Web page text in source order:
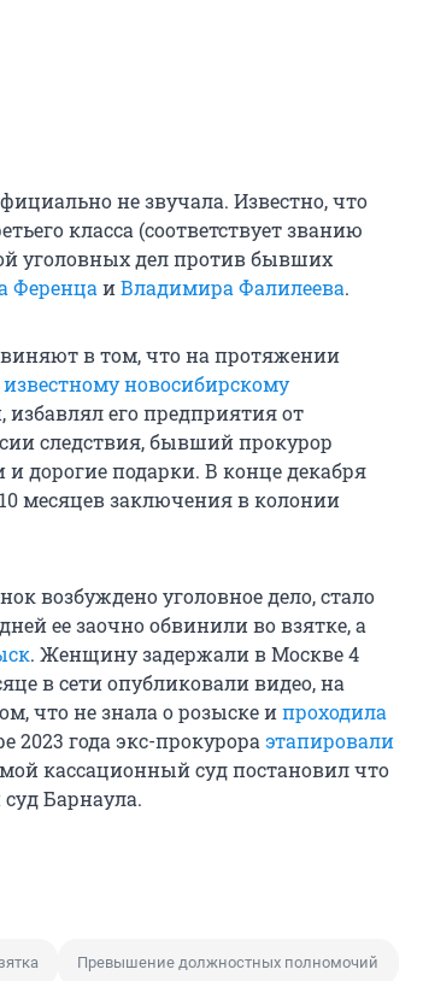
не звучала. Известно, что
класса (соответствует званию
уголовных дел против бывших
Ференца иВладимира Фалилеева.
в том, что на протяжении
новосибирскому
его предприятия от
следствия, бывший прокурор
дорогие подарки. В конце декабря
месяцев заключения в колонии
возбуждено уголовное дело, стало
ее заочно обвинили во взятке, а
. Женщину задержали в Москве 4
в сети опубликовали видео, на
что не знала о розыске ипроходила
2023 года экс-прокурора этапировали
кассационный суд постановил что
Барнаула.
Превышение должностных полномочий